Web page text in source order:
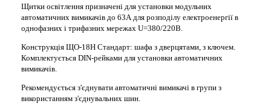
Щитки освітлення призначені для установки модульних
автоматичних вимикачів до 63А для розподілу електроенергії в
однофазних і трифазних мережах U=380/220В.
Конструкція ЩО-18Н Стандарт: шафа з дверцятами, з ключем.
Комплектується DIN-рейками для установки автоматичних
вимикачів.
Рекомендується з'єднувати автоматичні вимикачі в групи з
використанням з'єднувальних шин.